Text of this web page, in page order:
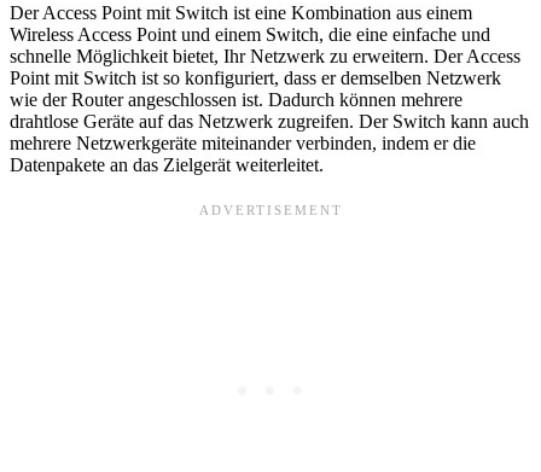
Der Access Point mit Switch ist eine Kombination aus einem
Wireless Access Point und einem Switch, die eine einfache und
schnelle Möglichkeit bietet, Ihr Netzwerk zu erweitern. Der Access
Point mit Switch ist so konfiguriert, dass er demselben Netzwerk
wie der Router angeschlossen ist. Dadurch können mehrere
drahtlose Geräte auf das Netzwerk zugreifen. Der Switch kann auch
mehrere Netzwerkgeräte miteinander verbinden, indem er die
Datenpakete an das Zielgerät weiterleitet.